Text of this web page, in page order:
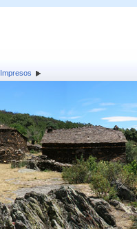
Impresos